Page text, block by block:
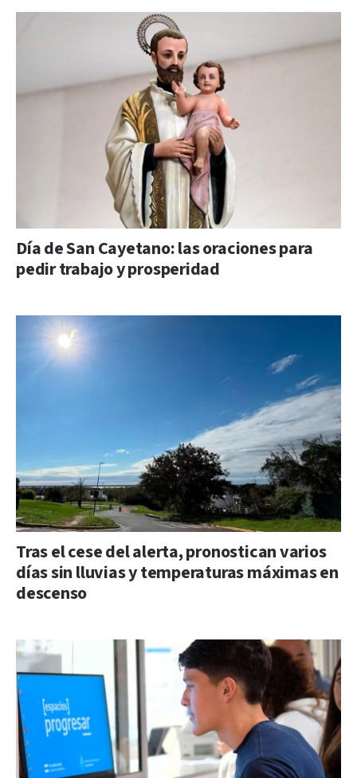
Día de San Cayetano: las oraciones para
pedir trabajo y prosperidad
Tras el cese del alerta, pronostican varios
días sin lluvias y temperaturas máximas en
descenso